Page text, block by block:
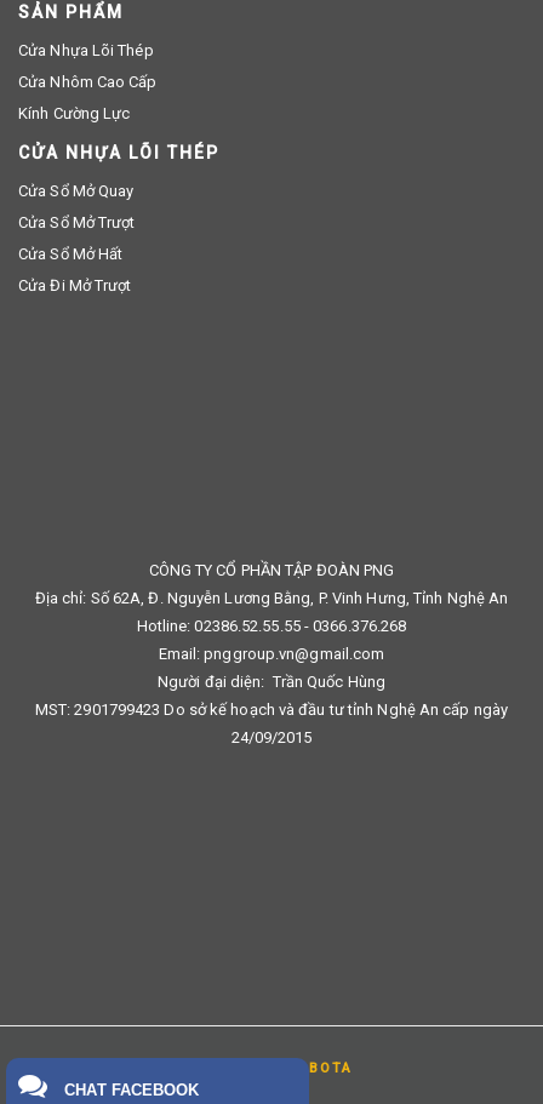
SẢN PHẨM
Cửa Nhựa Lõi Thép
Cửa Nhôm Cao Cấp
Kính Cường Lực
CỬA NHỰA LÕI THÉP
Cửa Sổ Mở Quay
Cửa Sổ Mở Trượt
Cửa Sổ Mở Hất
Cửa Đi Mở Trượt
CÔNG TY CỔ PHẦN TẬP ĐOÀN PNG
Địa chỉ: Số 62A, Đ. Nguyễn Lương Bằng, P. Vinh Hưng, Tỉnh Nghệ An
Hotline: 02386.52.55.55 - 0366.376.268
Email: pnggroup.vn@gmail.com
Người đại diện: Trần Quốc Hùng
MST: 2901799423 Do sở kế hoạch và đầu tư tỉnh Nghệ An cấp ngày
24/09/2015
THIẾT KẾ BỞIBOTA
CHAT FACEBOOK